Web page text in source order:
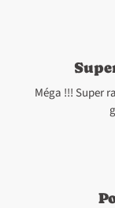
Méga !!! Super